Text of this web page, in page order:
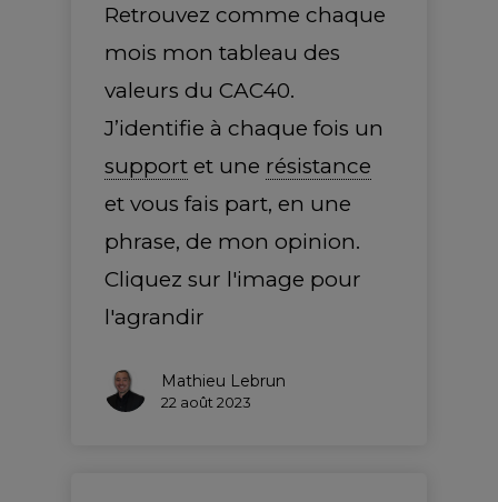
Retrouvez comme chaque
mois mon tableau des
valeurs du CAC40.
J’identifie à chaque fois un
support et une résistance
et vous fais part, en une
phrase, de mon opinion.
Cliquez sur l'image pour
l'agrandir
Mathieu Lebrun
22 août 2023